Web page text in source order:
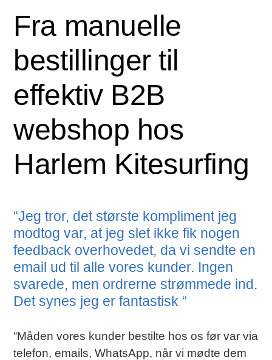
Fra manuelle
bestillinger til
effektiv B2B
webshop hos
Harlem Kitesurfing
“Jeg tror, det største kompliment jeg
modtog var, at jeg slet ikke fik nogen
feedback overhovedet, da vi sendte en
email ud til alle vores kunder. Ingen
svarede, men ordrerne strømmede ind.
Det synes jeg er fantastisk “
“Måden vores kunder bestilte hos os før var via
telefon, emails, WhatsApp, når vi mødte dem